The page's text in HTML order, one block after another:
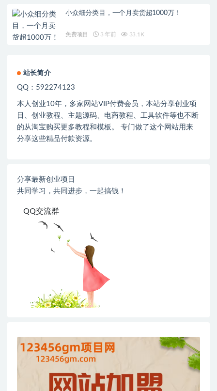
小众细分类目，一个月卖货超1000万！
免费项目 3 年前 33.1K
站长简介
QQ：592274123
本人创业10年，多家网站VIP付费会员，本站分享创业项
目、创业教程、主题源码、电商教程、工具软件等也不断
的从淘宝购买更多教程和模板。 专门做了这个网站用来
分享这些精品付款资源。
分享最新创业项目
共同学习，共同进步，一起搞钱！
QQ交流群